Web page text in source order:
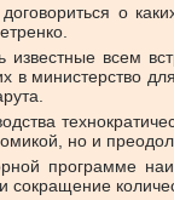
о
всем
министерство
но и
программе